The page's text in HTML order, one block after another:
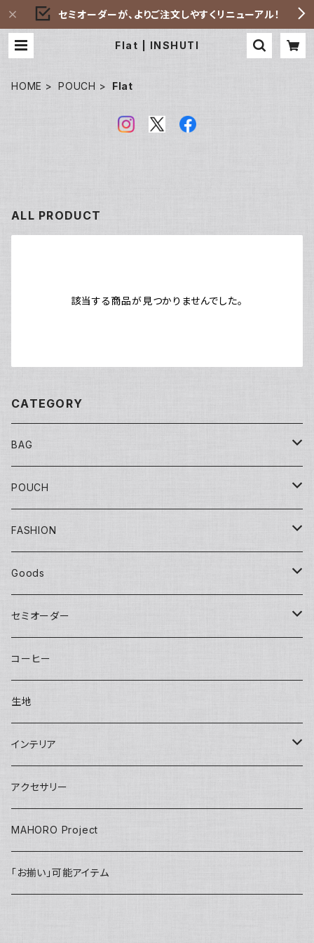
セミオーダーが、よりご注文しやすくリニューアル！
Flat | INSHUTI
HOME POUCH Flat
ALL PRODUCT
該当する商品が見つかりませんでした。
CATEGORY
BAG
Tote
Yuko bag
Huge bag
Janet tote
Sisal
Sisal round
Sisal pochette
Banana
Other
Eco bag
Conference bag
POUCH
Flat
Embroidery（刺繍）
LOVE
マチ付き
Big pouch
Small pouch
FASHION
Adult
One piece
Overalls
Kids
Skirt
One piece
Goods
Hat
Adult
Kids
カチューシャ／Headband
Tie
Apron
Adult
Kids
Doll
Key ring
IDホルダー
セミオーダー
Bag
Fashion
skirt
pants
コーヒー
生地
インテリア
壁掛け
アクセサリー
MAHORO Project
「お揃い」可能アイテム